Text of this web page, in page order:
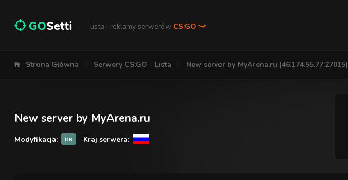
— lista i reklamy serwerów CS:GO
Strona Główna Serwery CS:GO - Lista New server by MyArena.ru (46.174.55.77:27015)
New server by MyArena.ru
Modyfikacja: DR Kraj serwera: